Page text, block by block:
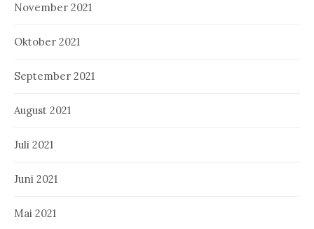
November 2021
Oktober 2021
September 2021
August 2021
Juli 2021
Juni 2021
Mai 2021